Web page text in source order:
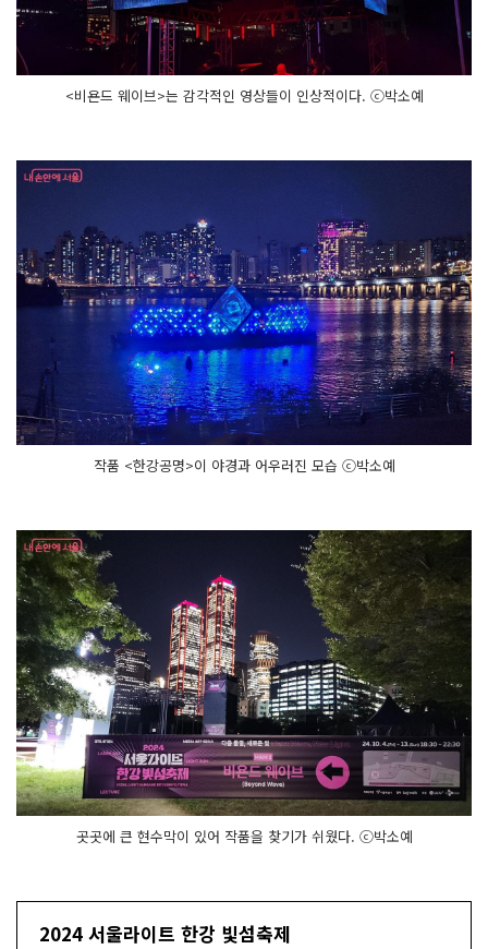
<비욘드 웨이브>는 감각적인 영상들이 인상적이다. ⓒ박소예
작품 <한강공명>이 야경과 어우러진 모습 ⓒ박소예
곳곳에 큰 현수막이 있어 작품을 찾기가 쉬웠다. ⓒ박소예
2024 서울라이트 한강 빛섬축제